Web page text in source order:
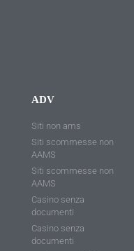
ADV
Siti non ams
Siti scommesse non
AAMS
Siti scommesse non
AAMS
Casino senza
documenti
Casino senza
documenti